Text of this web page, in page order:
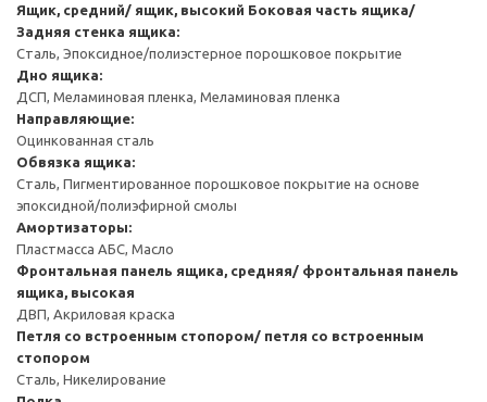
Ящик, средний/ ящик, высокий Боковая часть ящика/
Задняя стенка ящика:
Сталь, Эпоксидное/полиэстерное порошковое покрытие
Дно ящика:
ДСП, Меламиновая пленка, Меламиновая пленка
Направляющие:
Оцинкованная сталь
Обвязка ящика:
Сталь, Пигментированное порошковое покрытие на основе
эпоксидной/полиэфирной смолы
Амортизаторы:
Пластмасса АБС, Масло
Фронтальная панель ящика, средняя/ фронтальная панель
ящика, высокая
ДВП, Акриловая краска
Петля со встроенным стопором/ петля со встроенным
стопором
Сталь, Никелирование